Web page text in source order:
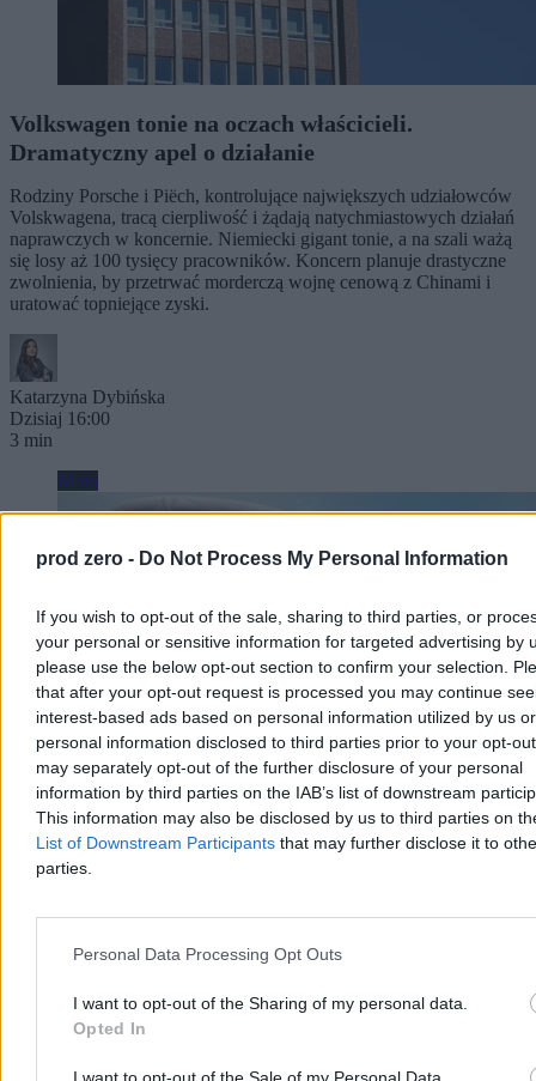
prod zero - Do Not Process My Personal Information
If you wish to opt-out of the sale, sharing to third parties, or
your personal or sensitive information for targeted advertising by
please use the below opt-out section to confirm your selection.
that after your opt-out request is processed you may continue
interest-based ads based on personal information utilized by us or
personal information disclosed to third parties prior to your opt-
may separately opt-out of the further disclosure of your personal
information by third parties on the IAB’s list of downstream
This information may also be disclosed by us to third parties on
List of Downstream Participants that may further disclose it to
parties.
Personal Data Processing Opt Outs
I want to opt-out of the Sharing of my personal data.
Opted In
Volkswagen tonie na oczach właścicieli.
Dramatyczny apel o działanie
Rodziny Porsche i Piëch, kontrolujące największych udziałowców
Volskwagena, tracą cierpliwość i żądają natychmiastowych działań
naprawczych w koncernie. Niemiecki gigant tonie, a na szali ważą
się losy aż 100 tysięcy pracowników. Koncern planuje drastyczne
zwolnienia, by przetrwać morderczą wojnę cenową z Chinami i
uratować topniejące zyski.
Katarzyna Dybińska
Dzisiaj 16:00
3 min
Moto
Noga z gazu zawsze, ale dziś szczególnie. Rusza
piątek 7 sierpnia policja przeprowadzi w całej Polsce akcję
wideorejestratorami i funkcjonariuszy z grup Speed. Kontrole mają
koncentrować się na zbyt szybkiej jeździe, ale mandat może grozić
także za inne wykroczenia zauważone przez policjantów.